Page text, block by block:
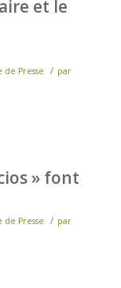
et le
de Presse / par
» font
de Presse / par